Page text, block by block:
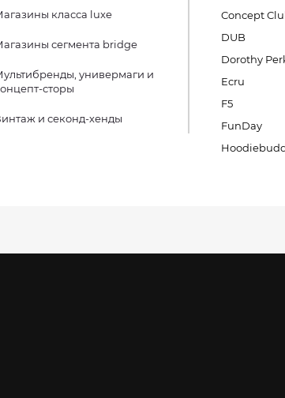
класса luxe
сегмента bridge
универмаги и
сторы
и секонд-хенды
Concept
DUB
Dorothy
Ecru
F5
FunDay